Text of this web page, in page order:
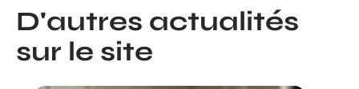
D'autres actualités
sur le site